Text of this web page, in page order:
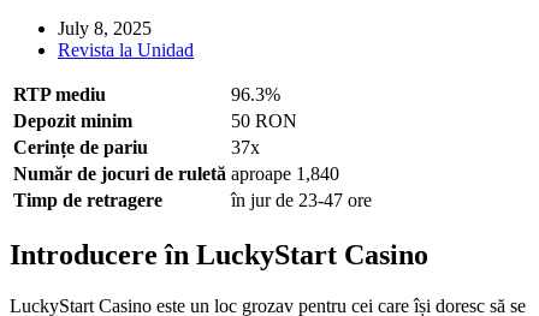
July 8, 2025
Revista la Unidad
RTP mediu
96.3%
Depozit minim
50 RON
Cerințe de pariu
37x
Număr de jocuri de ruletă aproape 1,840
Timp de retragere
în jur de 23-47 ore
Introducere în LuckyStart Casino
LuckyStart Casino este un loc grozav pentru cei care își doresc să se